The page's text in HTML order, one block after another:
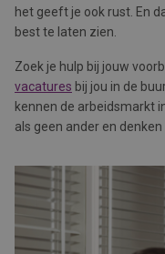
het geeft je ook rust. En
best te laten zien.
Zoek je hulp bij jouw
vacatures bij jou in de
kennen de arbeidsmarkt
als geen ander en denken